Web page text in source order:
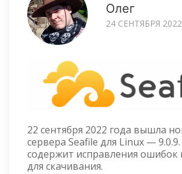
Олег
24 СЕНТЯБРЯ 2022
22 сентября 2022 года вышла
сервера Seafile для Linux —
содержит исправления ошибок
для скачивания.